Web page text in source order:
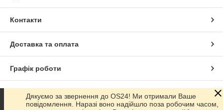
Контакти
Доставка та оплата
Графік роботи
Повна версія сайту
Дякуємо за звернення до OS24! Ми отримали Ваше
повідомлення. Наразі воно надійшло поза робочим часом,